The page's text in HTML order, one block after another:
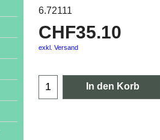
6.72111
CHF35.10
exkl. Versand
In den Korb